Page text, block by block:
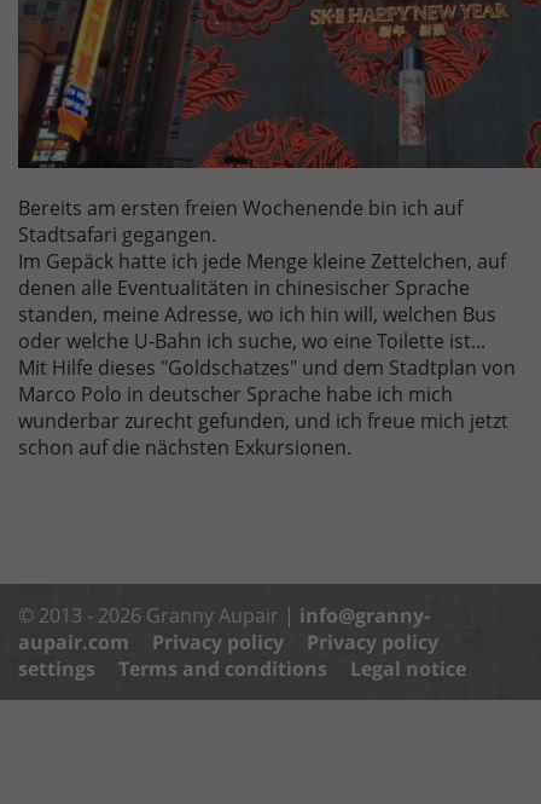
Bereits am ersten freien Wochenende bin ich auf
Stadtsafari gegangen.
Im Gepäck hatte ich jede Menge kleine Zettelchen, auf
denen alle Eventualitäten in chinesischer Sprache
standen, meine Adresse, wo ich hin will, welchen Bus
oder welche U-Bahn ich suche, wo eine Toilette ist...
Mit Hilfe dieses "Goldschatzes" und dem Stadtplan von
Marco Polo in deutscher Sprache habe ich mich
wunderbar zurecht gefunden, und ich freue mich jetzt
schon auf die nächsten Exkursionen.
© 2013 - 2026 Granny Aupair | info@granny-
aupair.com
Privacy policy
Privacy policy
settings
Terms and conditions Legal notice